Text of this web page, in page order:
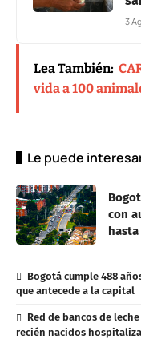
3
Lea También:
vida a 100
Le puede
con
Bogotá cumple 488
que antecede a la capital
Red de bancos de
recién nacidos